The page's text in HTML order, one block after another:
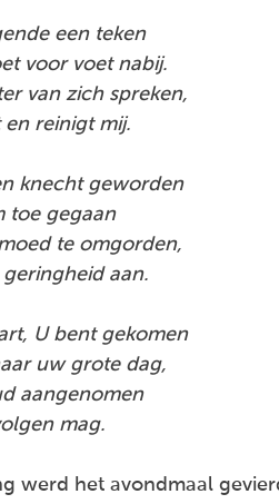
een teken
voor voet nabij.
van zich spreken,
reinigt mij.
knecht geworden
toe gegaan
te omgorden,
aan.
U bent gekomen
uw grote dag,
aangenomen
mag.
werd het avondmaal